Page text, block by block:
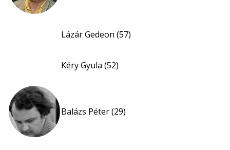
Lázár Gedeon (57)
Kéry Gyula (52)
Balázs Péter (29)